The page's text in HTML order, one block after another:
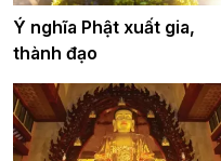
Ý nghĩa Phật xuất gia,
thành đạo